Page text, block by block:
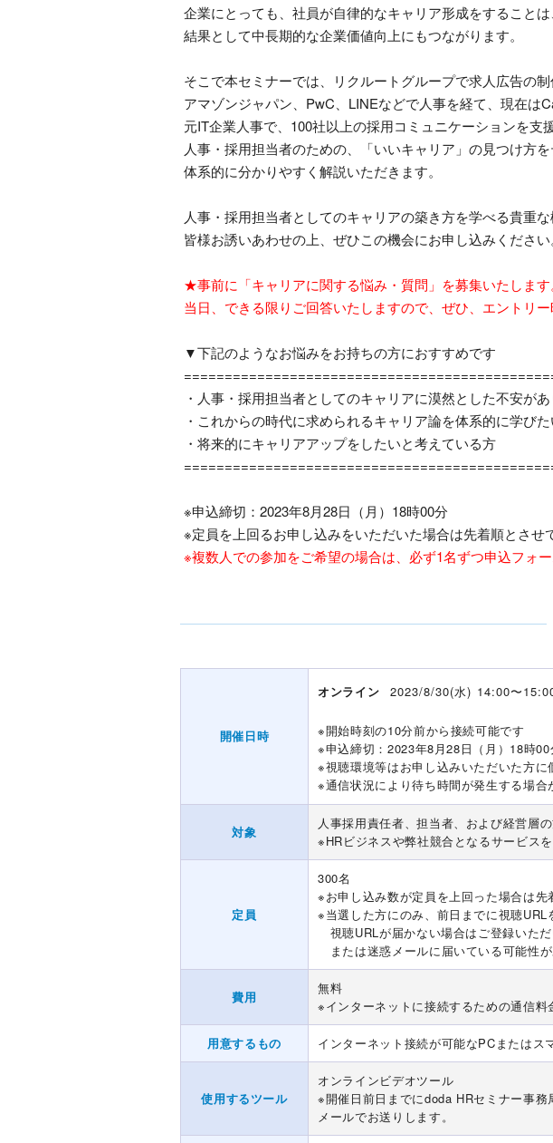
企業にとっても、社員が自律的なキャリア形成をすること
結果として中長期的な企業価値向上にもつながります。
そこで本セミナーでは、リクルートグループで求人広告の
アマゾンジャパン、 PwC LINEなどで人事を経て、現在は
元IT企業人事で、 100社以上の採用コミュニケーションを支
人事・採用担当者のための、「いいキャリア」の見つけ方
体系的に分かりやすく解説いただきます。
人事・採用担当者としてのキャリアの築き方を学べる貴重な
皆様お誘いあわせの上、ぜひこの機会にお申し込みください
★事前に「キャリアに関する悩み・質問」を募集いたします
当日、できる限りご回答いたしますので、ぜひ、エントリー
▼下記のようなお悩みをお持ちの方におすすめです
・人事・採用担当者としてのキャリアに漠然とした不安が
・これからの時代に求められるキャリア論を体系的に学び
・将来的にキャリアアップをしたいと考えている方
※申込締切：2023年8月28日（月）18時00分
※定員を上回るお申し込みをいただいた場合は先着順とさせ
※複数人での参加をご希望の場合は、必ず1名ずつ申込フォー
開催日時
オンライン 2023/8/30(水) 14:00〜
※開始時刻の10分前から接続可能です
※申込締切：2023年8月28日（月）18時00
※視聴環境等はお申し込みいただいた方に
※通信状況により待ち時間が発生する場
対象
人事採用責任者、担当者、および経営層の
※HRビジネスや弊社競合となるサービス
定員
300名
※お申し込み数が定員を上回った場合は先
※当選した方にのみ、前日までに視聴URL
視聴URLが届かない場合はご登録いた
または迷惑メールに届いている可能性
費用
無料
※インターネットに接続するための通信料
用意するもの インターネット接続が可能なPCまたはス
使用するツール
オンラインビデオツール
※開催日前日までにdoda HRセミナー事
メールでお送りします。